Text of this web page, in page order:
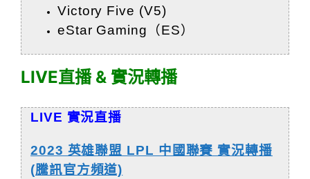
Victory Five (V5)
eStar Gaming（ES）
LIVE直播 & 實況轉播
LIVE 實況直播
2023 英雄聯盟 LPL 中國聯賽 實況轉播
(騰訊官方頻道)